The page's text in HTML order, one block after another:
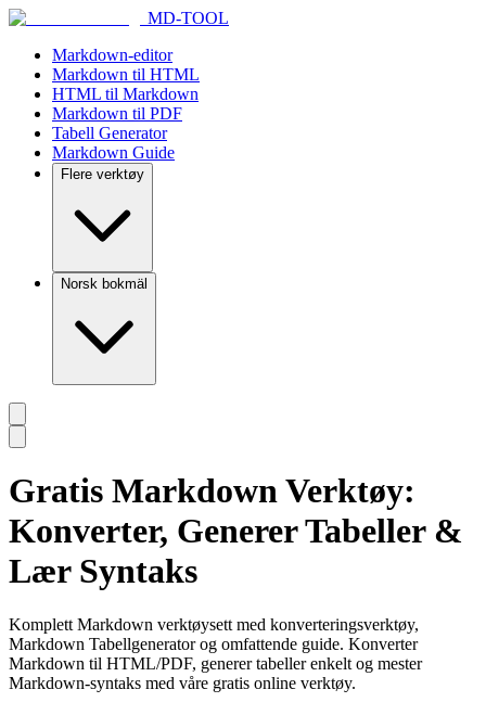
MD-TOOL
Markdown-editor
Markdown til HTML
HTML til Markdown
Markdown til PDF
Tabell Generator
Markdown Guide
Flere verktøy
Norsk bokmäl
Gratis Markdown Verktøy:
Konverter, Generer Tabeller &
Lær Syntaks
Komplett Markdown verktøysett med konverteringsverktøy,
Markdown Tabellgenerator og omfattende guide. Konverter
Markdown til HTML/PDF, generer tabeller enkelt og mester
Markdown-syntaks med våre gratis online verktøy.